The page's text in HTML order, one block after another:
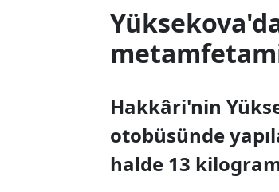
Hakkâri'nin
otobüsünde
halde 13